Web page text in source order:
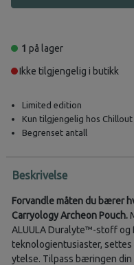
1 på lager
Ikke tilgjengelig i butikk
Limited edition
Kun tilgjengelig hos Chillout
Begrenset antall
Beskrivelse
Forvandle måten du bærer
Carryology Archeon Pouch.
ALUULA Duralyte™-stoff
teknologientusiaster,
ytelse. Tilpass bæringen